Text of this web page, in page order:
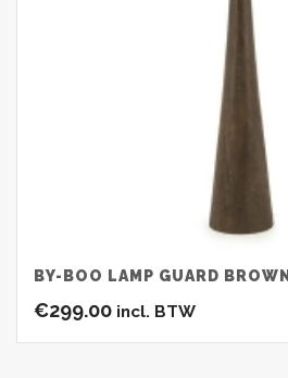
BY-BOO LAMP GUARD BROWN
€299.00 incl. BTW